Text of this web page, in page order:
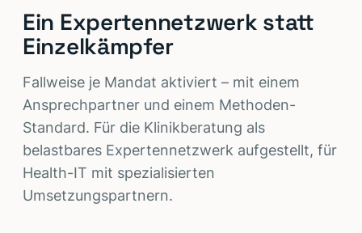
Ein Expertennetzwerk statt
Einzelkämpfer
Fallweise je Mandat aktiviert – mit einem
Ansprechpartner und einem Methoden-
Standard. Für die Klinikberatung als
belastbares Expertennetzwerk aufgestellt, für
Health-IT mit spezialisierten
Umsetzungspartnern.